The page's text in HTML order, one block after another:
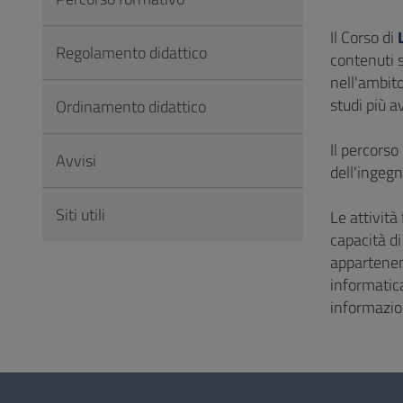
Footer
Il Corso di
contenuti
studi più
Il
Le attività
capacità
Regolamento didattico
Ordinamento didattico
Avvisi
Siti utili
Questionario